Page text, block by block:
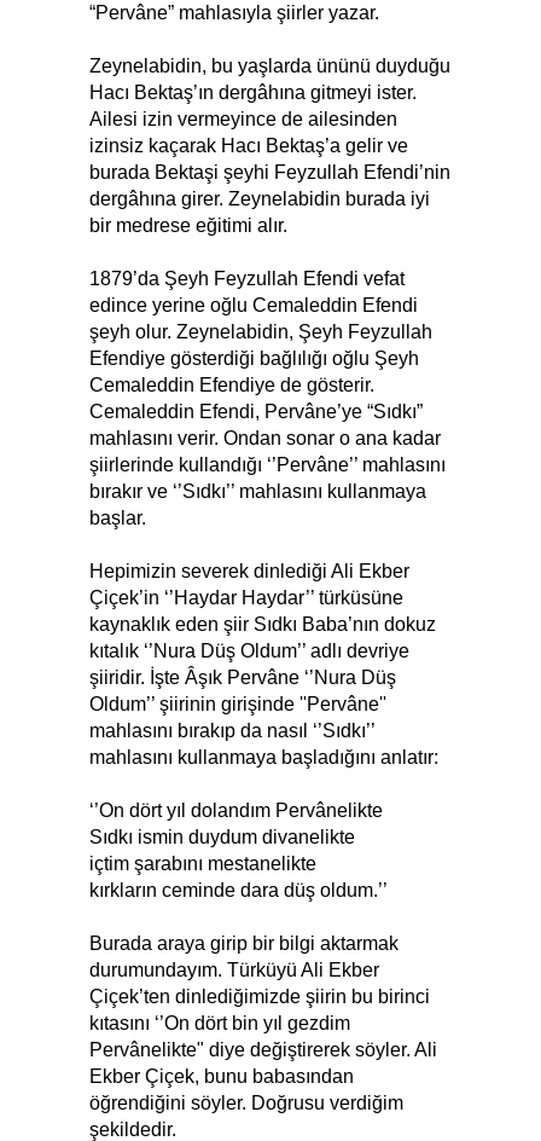
“Pervâne” mahlasıyla şiirler yazar.
Zeynelabidin, bu yaşlarda ününü duyduğu
Hacı Bektaş’ın dergâhına gitmeyi ister.
Ailesi izin vermeyince de ailesinden
izinsiz kaçarak Hacı Bektaş’a gelir ve
burada Bektaşi şeyhi Feyzullah Efendi’nin
dergâhına girer. Zeynelabidin burada iyi
bir medrese eğitimi alır.
1879’da Şeyh Feyzullah Efendi vefat
edince yerine oğlu Cemaleddin Efendi
şeyh olur. Zeynelabidin, Şeyh Feyzullah
Efendiye gösterdiği bağlılığı oğlu Şeyh
Cemaleddin Efendiye de gösterir.
Cemaleddin Efendi, Pervâne’ye “Sıdkı”
mahlasını verir. Ondan sonar o ana kadar
şiirlerinde kullandığı ‘’Pervâne’’ mahlasını
bırakır ve ‘’Sıdkı’’ mahlasını kullanmaya
başlar.
Hepimizin severek dinlediği Ali Ekber
Çiçek’in ‘’Haydar Haydar’’ türküsüne
kaynaklık eden şiir Sıdkı Baba’nın dokuz
kıtalık ‘’Nura Düş Oldum’’ adlı devriye
şiiridir. İşte Âşık Pervâne ‘’Nura Düş
Oldum’’ şiirinin girişinde ''Pervâne''
mahlasını bırakıp da nasıl ‘’Sıdkı’’
mahlasını kullanmaya başladığını anlatır:
‘’On dört yıl dolandım Pervânelikte
Sıdkı ismin duydum divanelikte
içtim şarabını mestanelikte
kırkların ceminde dara düş oldum.’’
Burada araya girip bir bilgi aktarmak
durumundayım. Türküyü Ali Ekber
Çiçek’ten dinlediğimizde şiirin bu birinci
kıtasını ‘’On dört bin yıl gezdim
Pervânelikte" diye değiştirerek söyler. Ali
Ekber Çiçek, bunu babasından
öğrendiğini söyler. Doğrusu verdiğim
şekildedir.